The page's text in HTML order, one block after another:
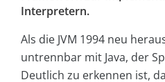
Interpretern.
Als die JVM 1994 neu
untrennbar mit Java, der
Deutlich zu erkennen ist,